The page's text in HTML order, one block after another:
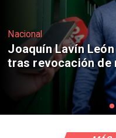
Nacional
Chile y Venezuela
de relaciones